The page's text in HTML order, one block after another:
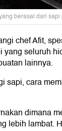
berasal dari
chef Afit,
seluruh
lainnya.
cara
dimana
lebih lambat.